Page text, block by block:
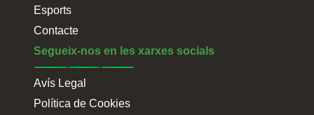
Esports
Contacte
Segueix-nos en les xarxes socials
Avís Legal
Política de Cookies